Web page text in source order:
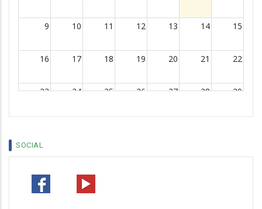
9 10 11 12 13 14 15
16 17 18 19 20 21 22
23 24 25 26 27 28 29
SOCIAL